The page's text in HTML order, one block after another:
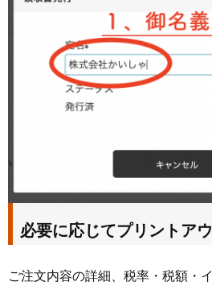
必要に応じてプリントア
ご注文内容の詳細、税率・税額・